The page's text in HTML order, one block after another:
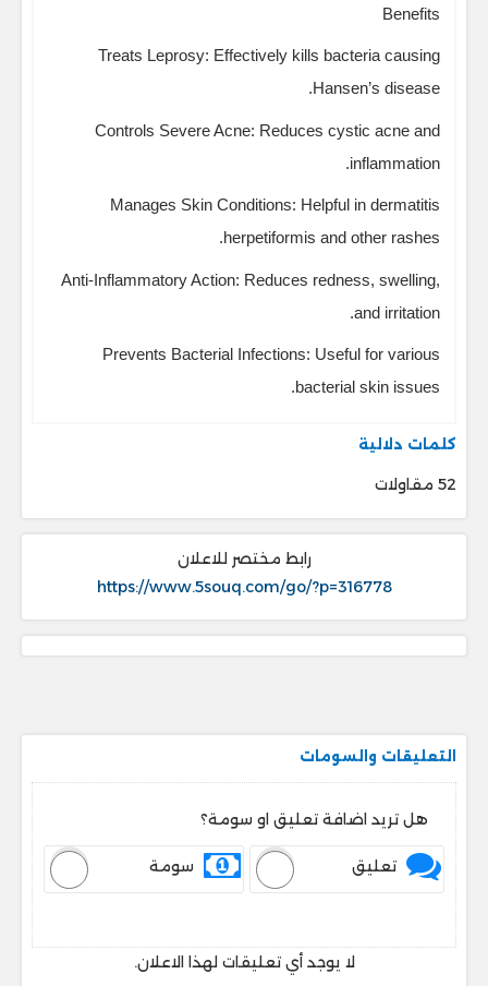
Benefits
Treats Leprosy: Effectively kills bacteria causing
Hansen’s disease.
Controls Severe Acne: Reduces cystic acne and
inflammation.
Manages Skin Conditions: Helpful in dermatitis
herpetiformis and other rashes.
Anti-Inflammatory Action: Reduces redness, swelling,
and irritation.
Prevents Bacterial Infections: Useful for various
bacterial skin issues.
كلمات دلالية
52 مقاولات
رابط مختصر للاعلان
https://www.5souq.com/go/?p=316778
التعليقات والسومات
هل تريد اضافة تعليق او سومة؟
تعليق سومة
لا يوجد أي تعليقات لهذا الاعلان.